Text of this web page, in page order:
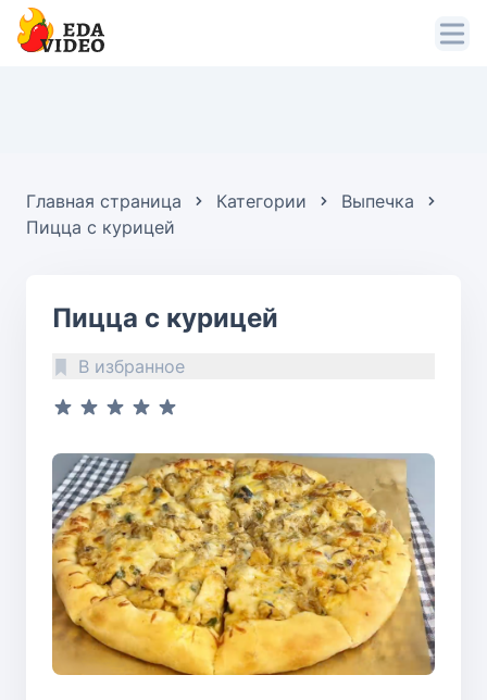
Главная страница Категории
Выпечка
Пицца с курицей
Пицца с курицей
В избранное